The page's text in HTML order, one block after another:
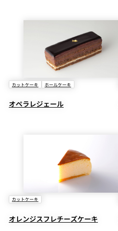
カットケーキ ホールケーキ
オペラレジェール
カットケーキ
オレンジスフレチーズケーキ